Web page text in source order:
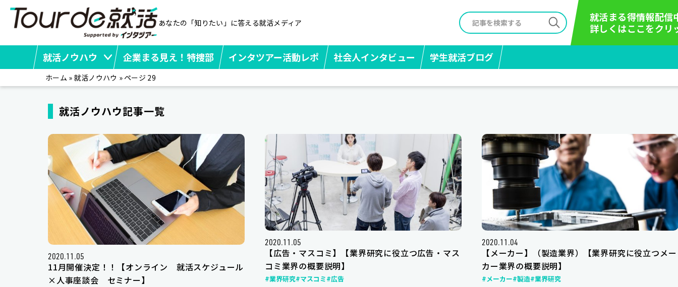
あなたの「知りたい」に答える就活メディア
就活まる得情報配信
詳しくはここをクリ
就活ノウハウ 企業まる見え！特捜部 インタツアー活動レポ 社会人インタビュー 学生就活ブログ
ホーム » 就活ノウハウ » ページ 29
就活ノウハウ記事一覧
2020.11.05
11月開催決定！！【オンライン 就活スケジュール
×人事座談会 セミナー】
2020.11.05
【広告・マスコミ】【業界研究に役立つ広告・マス
コミ業界の概要説明】
#業界研究#マスコミ#広告
2020.11.04
【メーカー】（製造業界）【業界研究に役立つメー
カー業界の概要説明】
#メーカー#製造#業界研究